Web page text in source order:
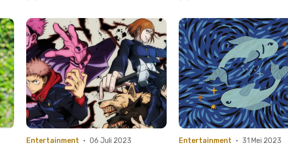
Entertainment • 06 Juli 2023 Entertainment • 31 Mei 2023